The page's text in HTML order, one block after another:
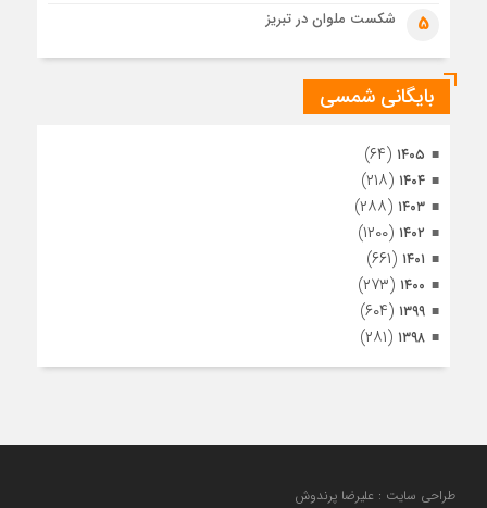
تصاویری از تراکم جمعیت حاضر در میدان ثورهالعشرین نجف
اشرف5 شکست ملوان در تبریز
بایگانی شمسی
۱۴۰۵ (۶۴)
۱۴۰۴ (۲۱۸)
۱۴۰۳ (۲۸۸)
۱۴۰۲ (۱۲۰۰)
۱۴۰۱ (۶۶۱)
۱۴۰۰ (۲۷۳)
۱۳۹۹ (۶۰۴)
۱۳۹۸ (۲۸۱)
طراحی سایت : علیرضا پرندوش